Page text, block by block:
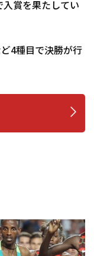
入賞を果たしてい
4種目で決勝が行